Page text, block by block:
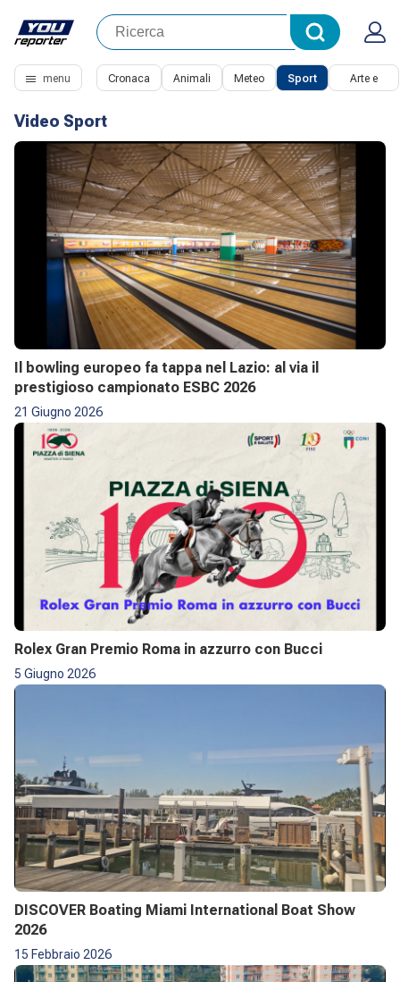
menu Cronaca Animali Meteo Sport Arte e
Video Sport
Il bowling europeo fa tappa nel Lazio: al via il
prestigioso campionato ESBC 2026
21 Giugno 2026
Rolex Gran Premio Roma in azzurro con Bucci
5 Giugno 2026
DISCOVER Boating Miami International Boat Show
2026
15 Febbraio 2026